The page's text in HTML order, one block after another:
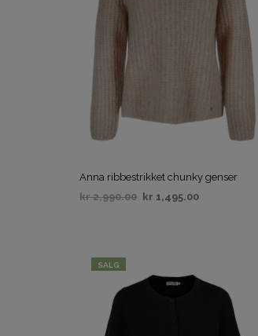
Anna ribbestrikket chunky genser
kr2,990.00 kr 1,495.00
SALG